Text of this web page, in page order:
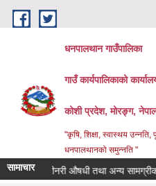
Skip to main content
धनपालथान गाउँपालिका
गाउँ कार्यपालिकाको
कोशी प्रदेश, मोरङ्ग,
"कृषि, शिक्षा, स्वास्थय उन्नति,
धनपालथानको समुन्नति "
सामाचारभेटेरीनरी औषधी तथा अन्य सामग्रीको